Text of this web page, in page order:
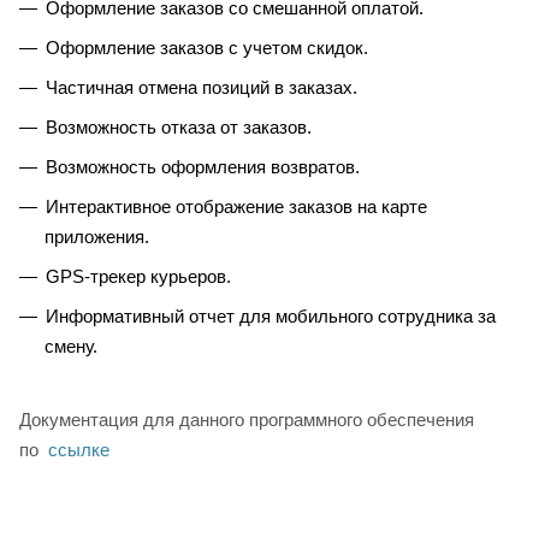
Оформление заказов со смешанной оплатой.
Оформление заказов с учетом скидок.
Частичная отмена позиций в заказах.
Возможность отказа от заказов.
Возможность оформления возвратов.
Интерактивное отображение заказов на карте
приложения.
GPS-трекер курьеров.
Информативный отчет для мобильного сотрудника за
смену.
Документация для данного программного обеспечения
по ссылке